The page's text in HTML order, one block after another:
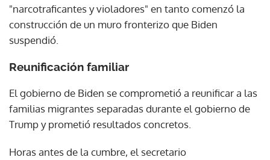
"narcotraficantes y violadores" en tanto comenzó la
construcción de un muro fronterizo que Biden
suspendió.
Reunificación familiar
El gobierno de Biden se comprometió a reunificar a las
familias migrantes separadas durante el gobierno de
Trump y prometió resultados concretos.
Horas antes de la cumbre, el secretario